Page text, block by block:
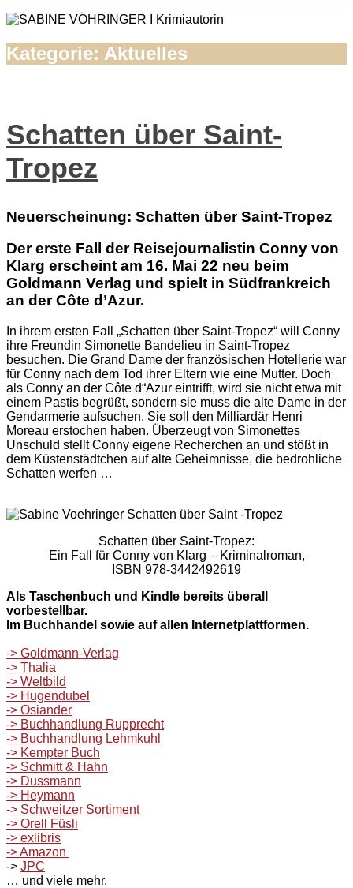
Kategorie: Aktuelles
Schatten über Saint-
Tropez
Neuerscheinung: Schatten über Saint-Tropez
Der erste Fall der Reisejournalistin Conny von
Klarg erscheint am 16. Mai 22 neu beim
Goldmann Verlag und spielt in Südfrankreich
an der Côte d’Azur.
In ihrem ersten Fall „Schatten über Saint-Tropez“ will Conny
ihre Freundin Simonette Bandelieu in Saint-Tropez
besuchen. Die Grand Dame der französischen Hotellerie war
für Conny nach dem Tod ihrer Eltern wie eine Mutter. Doch
als Conny an der Côte d“Azur eintrifft, wird sie nicht etwa mit
einem Pastis begrüßt, sondern sie muss die alte Dame in der
Gendarmerie aufsuchen. Sie soll den Milliardär Henri
Moreau erstochen haben. Überzeugt von Simonettes
Unschuld stellt Conny eigene Recherchen an und stößt in
dem Küstenstädtchen auf alte Geheimnisse, die bedrohliche
Schatten werfen …
Schatten über Saint-Tropez:
Ein Fall für Conny von Klarg – Kriminalroman,
ISBN 978-3442492619
Als Taschenbuch und Kindle bereits überall
vorbestellbar.
Im Buchhandel sowie auf allen Internetplattformen.
-> Goldmann-Verlag
-> Thalia
-> Weltbild
-> Hugendubel
-> Osiander
-> Buchhandlung Rupprecht
-> Buchhandlung Lehmkuhl
-> Kempter Buch
-> Schmitt & Hahn
-> Dussmann
-> Heymann
-> Schweitzer Sortiment
-> Orell Füsli
-> exlibris
-> Amazon
-> JPC
… und viele mehr.